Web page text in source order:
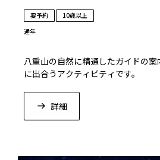
要予約
10歳以上
通年
八重山の自然に精通したガイドの
に出合うアクティビティです。
詳細